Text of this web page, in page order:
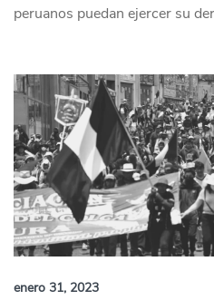
peruanos puedan ejercer su
enero 31, 2023